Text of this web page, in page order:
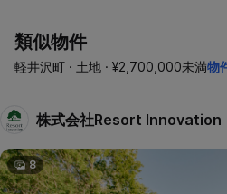
類似物件
軽井沢町 · 土地 · ¥2,700,000未満物
株式会社Resort Innovation
8